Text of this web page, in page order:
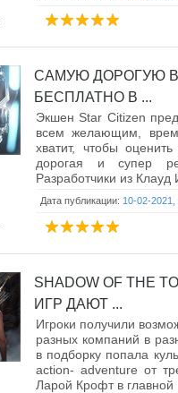
САМУЮ ДОРОГУЮ
БЕСПЛАТНО В ...
Экшен Star Citizen
всем желающим,
хватит, чтобы
дорогая и супер
Разработчики из
Дата публикации: 10-02-2021,
SHADOW OF THE
ИГР ДАЮТ ...
Игроки получили
разных компаний в
в подборку попала
action- adventure от
Ларой Крофт в главной